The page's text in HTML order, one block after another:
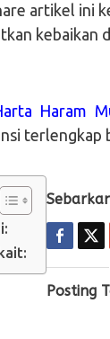
artikel ini
kebaikan
Haram
terlengkap
Posting